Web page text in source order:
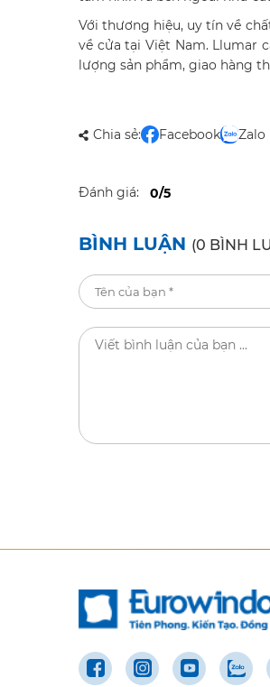
Với thương hiệu, uy tín về
về cửa tại Việt Nam. Llumar
lượng sản phẩm, giao hàng
Chia sẻ: Facebook Zalo
Đánh giá: 0/5
BÌNH LUẬN (0 BÌNH